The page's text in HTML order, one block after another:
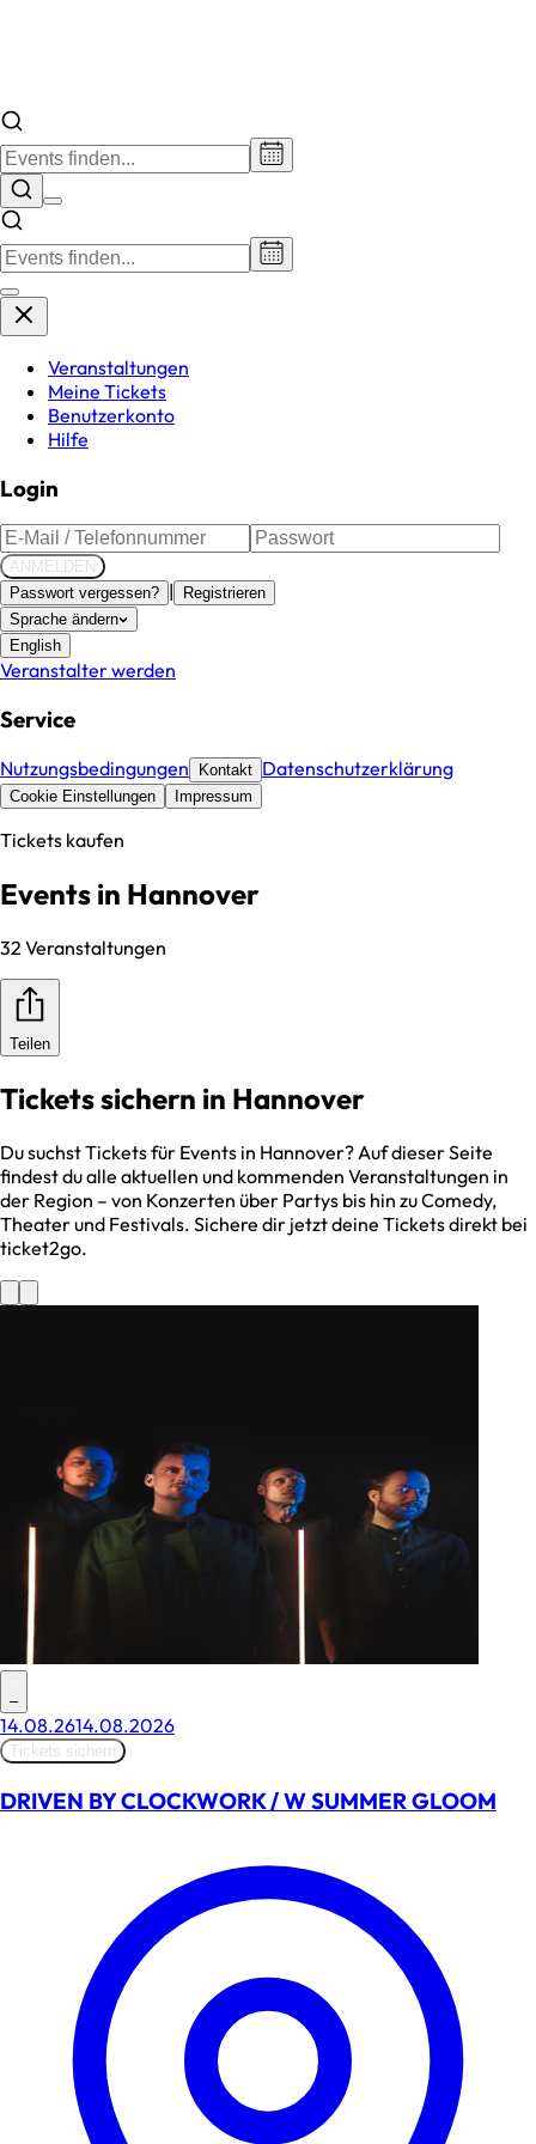
Veranstaltungen
Meine Tickets
Benutzerkonto
Hilfe
Login
ANMELDEN
Passwort vergessen? |
Registrieren
Sprache ändern
English
Veranstalter werden
Service
Nutzungsbedingungen Kontakt Datenschutzerklärung
Cookie Einstellungen Impressum
Tickets kaufen
Events in Hannover
32 Veranstaltungen
Teilen
Tickets sichern in Hannover
Du suchst Tickets für Events in Hannover? Auf dieser Seite
findest du alle aktuellen und kommenden Veranstaltungen in
der Region – von Konzerten über Partys bis hin zu Comedy,
Theater und Festivals. Sichere dir jetzt deine Tickets direkt bei
ticket2go.
–
14.08.2614.08.2026
Tickets sichern
DRIVEN BY CLOCKWORK / W SUMMER GLOOM